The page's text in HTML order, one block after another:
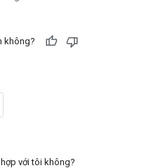
không?
với tôi không?